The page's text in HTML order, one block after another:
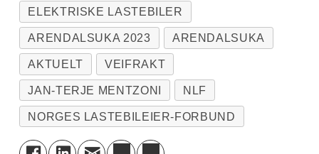
ELEKTRISKE LASTEBILER
ARENDALSUKA 2023 ARENDALSUKA
AKTUELT VEIFRAKT
JAN-TERJE MENTZONI NLF
NORGES LASTEBILEIER-FORBUND